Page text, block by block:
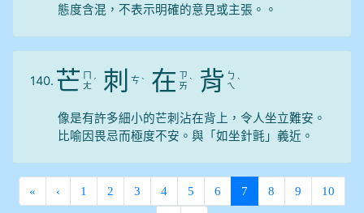
態度含混，不表示明確的意見或主張。。
140. 芒 ㄇ
ㄤ ˊ 刺 ㄘˋ 在 ㄗ
ㄞ ˋ 背 ㄅ
ㄟ ˋ
像是有許多細小的芒刺沾在背上，令人坐立難安。
比喻因畏忌而極度不安。與「如坐針氈」義近。
« ‹ 1 2 3 4 5 6 7 (current)
8 9 10